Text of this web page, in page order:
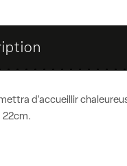
d'accueillir
22cm.